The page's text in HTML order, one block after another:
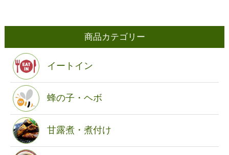
商品カテゴリー
イートイン
蜂の子・ヘボ
甘露煮・煮付け